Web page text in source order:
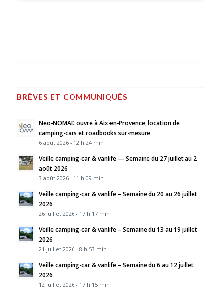
BRÈVES ET COMMUNIQUÉS
Neo-NOMAD ouvre à Aix-en-Provence, location de
camping-cars et roadbooks sur-mesure
6 août 2026 - 12 h 24 min
Veille camping-car & vanlife — Semaine du 27 juillet au 2
août 2026
3 août 2026 - 11 h 09 min
Veille camping-car & vanlife – Semaine du 20 au 26 juillet
2026
26 juillet 2026 - 17 h 17 min
Veille camping-car & vanlife – Semaine du 13 au 19 juillet
2026
21 juillet 2026 - 8 h 53 min
Veille camping-car & vanlife – Semaine du 6 au 12 juillet
2026
12 juillet 2026 - 17 h 15 min